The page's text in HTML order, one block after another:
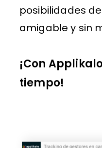
posibilidades
amigable y sin
¡Con
tiempo!